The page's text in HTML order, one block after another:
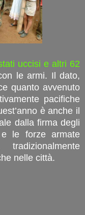
uccisi e altri 62
le armi. Il dato,
quanto avvenuto
pacifiche
è anche il
dalla firma degli
le forze armate
nelle città.